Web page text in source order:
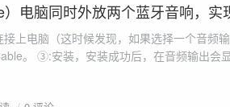
）电脑同时外放两个蓝牙音响，
上电脑（这时候发现，如果选择一个音频
。 ③:安装，安装成功后，在音频输出会显示一